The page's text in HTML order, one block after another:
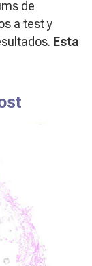
de
a test y
Esta